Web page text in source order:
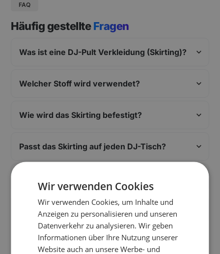
FAQ
Häufig gestellteFragen
Was ist eine DJ-Pult Verkleidung (Skirting)?
Welcher Stoff wird verwendet?
Wie wird das Skirting befestigt?
Passt das Skirting auf jeden DJ-Tisch?
Was ist im Mietumfang enthalten?
Wir verwenden Cookies
Wir verwenden Cookies, um Inhalte und
Anzeigen zu personalisieren und unseren
Datenverkehr zu analysieren. Wir geben
Informationen über Ihre Nutzung unserer
Website auch an unsere Werbe- und